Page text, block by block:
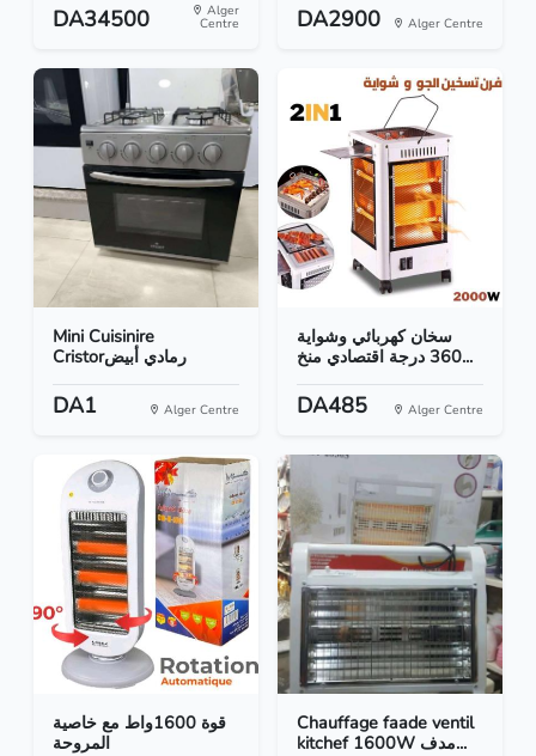
DA34500 Alger
Centre DA2900 Alger Centre
Mini Cuisinire
Cristorرمادي أبيض
DA1 Alger Centre
سخان كهربائي وشواية
360 درجة اقتصادي منخ...
DA485 Alger Centre
قوة 1600واط مع خاصية
المروحة
Chauffage faade ventil
kitchef 1600W مدف...